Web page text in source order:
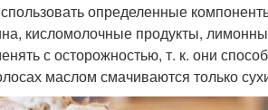
определенные
кисломолочные продукты,
с осторожностью, т. к. они
маслом смачиваются только